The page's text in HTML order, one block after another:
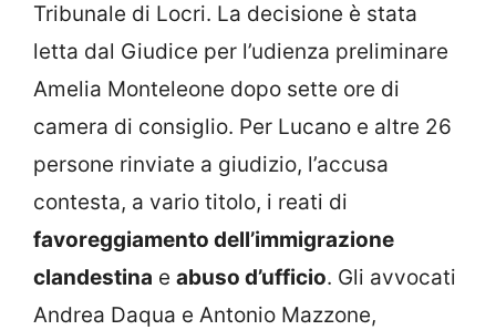
Tribunale di Locri. La decisione è stata
letta dal Giudice per l’udienza preliminare
Amelia Monteleone dopo sette ore di
camera di consiglio. Per Lucano e altre 26
persone rinviate a giudizio, l’accusa
contesta, a vario titolo, i reati di
favoreggiamento dell’immigrazione
clandestina e abuso d’ufficio. Gli avvocati
Andrea Daqua e Antonio Mazzone,